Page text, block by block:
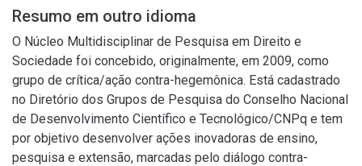
Resumo em outro idioma
O Núcleo Multidisciplinar de Pesquisa em Direito e
Sociedade foi concebido, originalmente, em 2009, como
grupo de crítica/ação contra-hegemônica. Está cadastrado
no Diretório dos Grupos de Pesquisa do Conselho Nacional
de Desenvolvimento Científico e Tecnológico/CNPq e tem
por objetivo desenvolver ações inovadoras de ensino,
pesquisa e extensão, marcadas pelo diálogo contra-